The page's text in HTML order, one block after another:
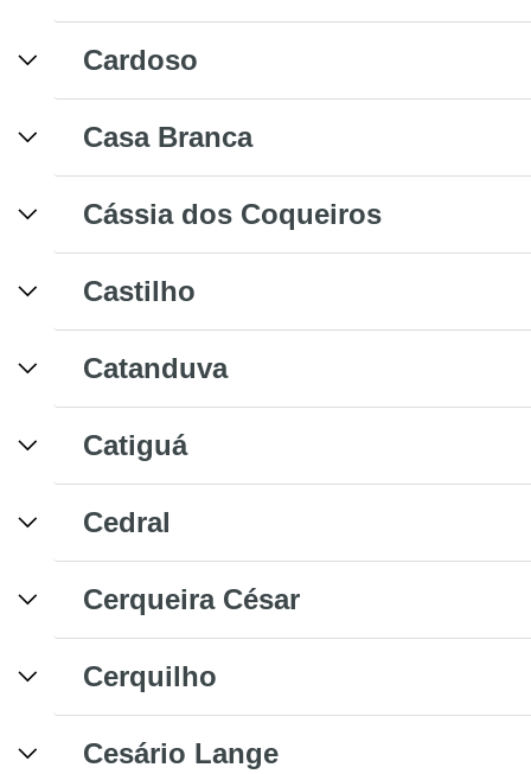
Cardoso
Casa Branca
Cássia dos Coqueiros
Castilho
Catanduva
Catiguá
Cedral
Cerqueira César
Cerquilho
Cesário Lange